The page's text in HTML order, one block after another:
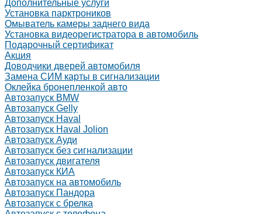
Дополнительные услуги
Установка парктроников
Омыватель камеры заднего вида
Установка видеорегистратора в автомобиль
Подарочный сертификат
Акция
Доводчики дверей автомобиля
Замена СИМ карты в сигнализации
Оклейка бронепленкой авто
Автозапуск BMW
Автозапуск Gelly
Автозапуск Haval
Автозапуск Haval Jolion
Автозапуск Ауди
Автозапуск без сигнализации
Автозапуск двигателя
Автозапуск КИА
Автозапуск на автомобиль
Автозапуск Пандора
Автозапуск с брелка